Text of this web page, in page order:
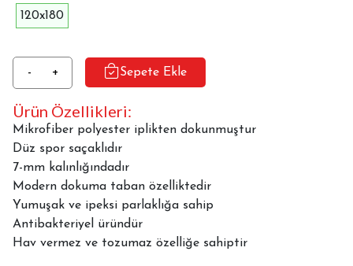
120x180
-
Luxess
Halı
Zen
1033
Taba
120x180
adet
+ Sepete Ekle
Ürün Özellikleri:
Mikrofiber polyester iplikten dokunmuştur
Düz spor saçaklıdır
7-mm kalınlığındadır
Modern dokuma taban özelliktedir
Yumuşak ve ipeksi parlaklığa sahip
Antibakteriyel üründür
Hav vermez ve tozumaz özelliğe sahiptir